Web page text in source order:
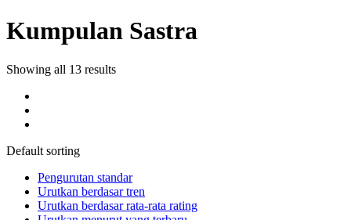
Kumpulan Sastra
Showing all 13 results
Default sorting
Pengurutan standar
Urutkan berdasar tren
Urutkan berdasar rata-rata rating